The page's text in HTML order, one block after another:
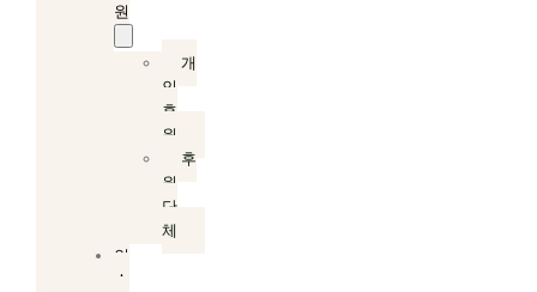
원
개
인
후
원
후
원
단
체
인
스